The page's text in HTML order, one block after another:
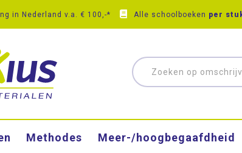
in Nederland v.a. € 100,-* Alle schoolboeken per
Methodes Meer-/hoog­begaafdheid